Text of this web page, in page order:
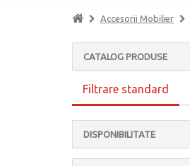
Accesorii Mobilier
CATALOG PRODUSE
Filtrare standard
DISPONIBILITATE